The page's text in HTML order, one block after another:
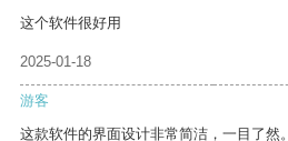
这个软件很好用
2025-01-18
游客
这款软件的界面设计非常简洁，一目了然。